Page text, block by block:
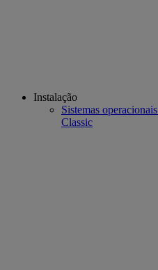
Instalação
Sistemas
Classic